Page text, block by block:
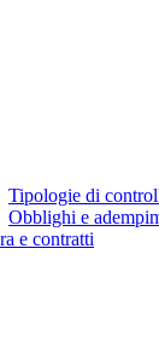
Tipologie di
Obblighi e
e contratti